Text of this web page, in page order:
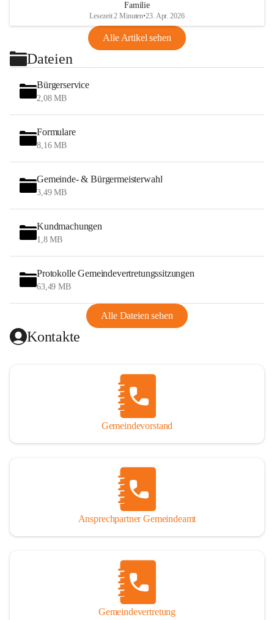
Familie
Lesezeit 2 Minuten•23. Apr. 2026
Alle Artikel sehen
Dateien
Bürgerservice
2,08 MB
Formulare
8,16 MB
Gemeinde- & Bürgermeisterwahl
3,49 MB
Kundmachungen
1,8 MB
Protokolle Gemeindevertretungssitzungen
63,49 MB
Alle Dateien sehen
Kontakte
Gemeindevorstand
Ansprechpartner Gemeindeamt
Gemeindevertretung